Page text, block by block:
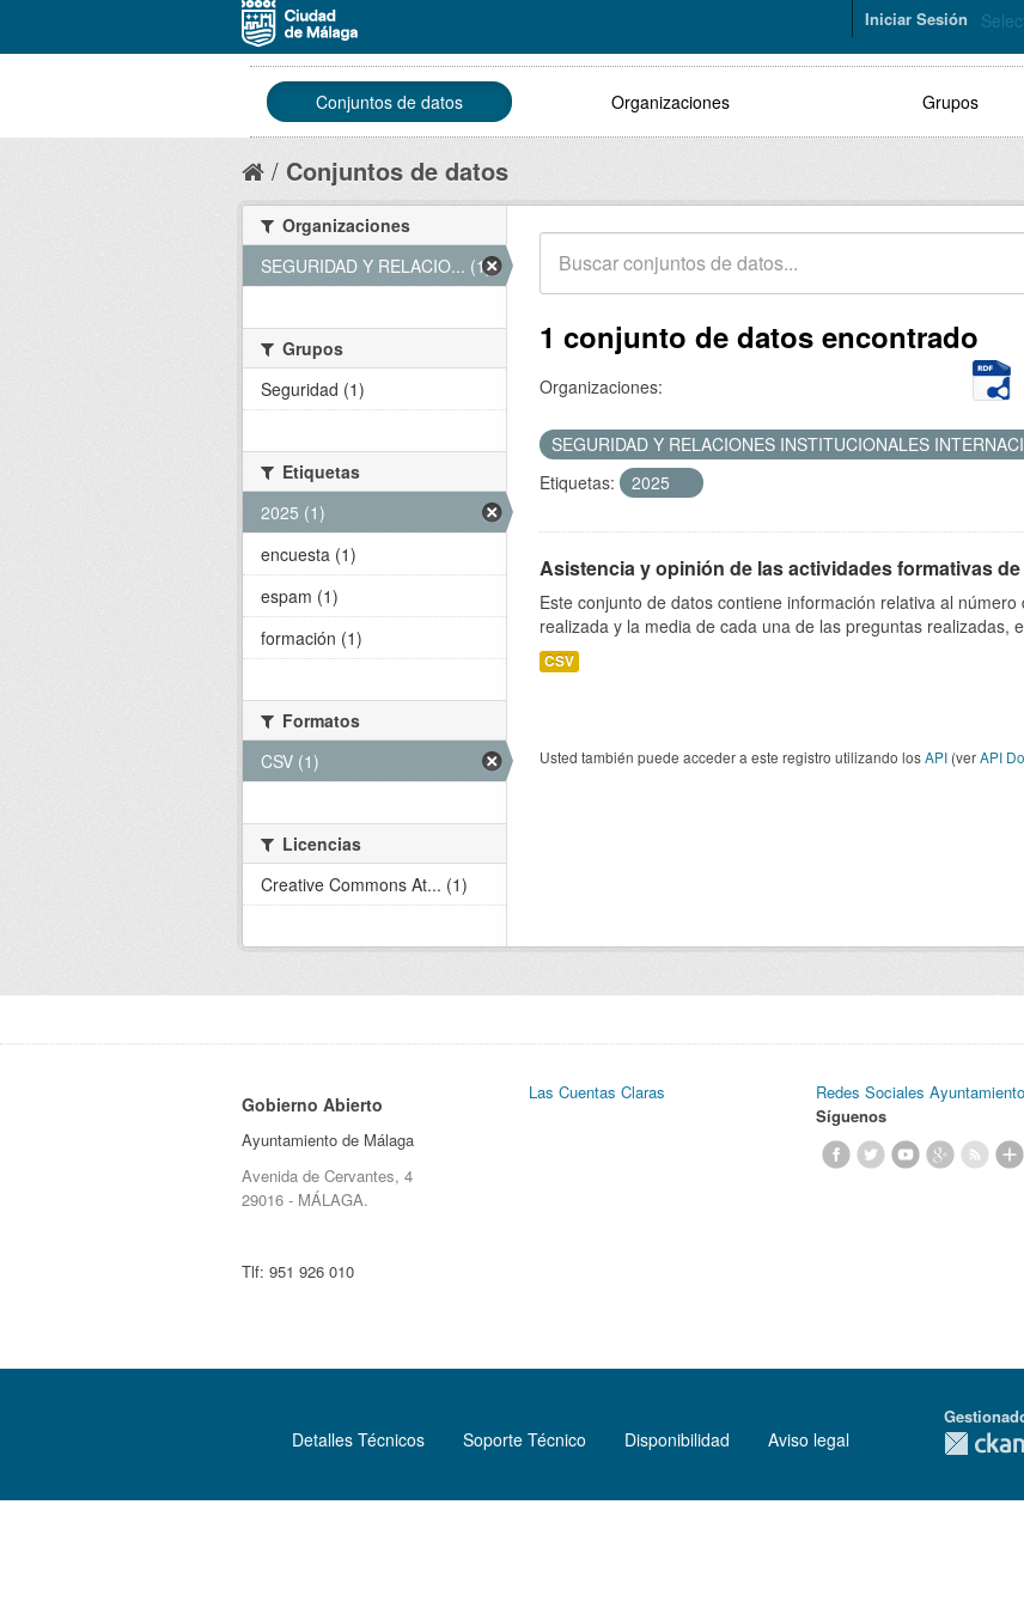
Iniciar Sesión
Conjuntos de datos Organizaciones Grupos
Conjuntos de datos
1 conjunto de datos encontrado
Organizaciones:
SEGURIDAD Y RELACIONES INSTITUCIONALES
Etiquetas:
2025
Asistencia y opinión de las actividades formativas de
Este conjunto de datos contiene información relativa al
realizada y la media de cada una de las preguntas realizadas,
CSV
Usted también puede acceder a este registro utilizando losAPI (verAPI
Organizaciones
SEGURIDAD Y RELACIO... (1)
Grupos
Seguridad (1)
Etiquetas
2025 (1)
encuesta (1)
espam (1)
formación (1)
Formatos
CSV (1)
Licencias
Creative Commons At... (1)
Gobierno Abierto
Ayuntamiento de Málaga
Avenida de Cervantes, 4
29016 - MÁLAGA.
Tlf: 951 926 010
Las Cuentas Claras
Redes Sociales Ayuntamiento
Síguenos
Detalles Técnicos Soporte Técnico Disponibilidad Aviso legal